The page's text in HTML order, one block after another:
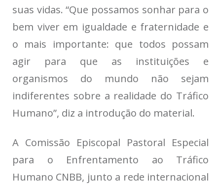
suas vidas. “Que possamos sonhar para o
bem viver em igualdade e fraternidade e
o mais importante: que todos possam
agir para que as instituições e
organismos do mundo não sejam
indiferentes sobre a realidade do Tráfico
Humano”, diz a introdução do material.
A Comissão Episcopal Pastoral Especial
para o Enfrentamento ao Tráfico
Humano CNBB, junto a rede internacional